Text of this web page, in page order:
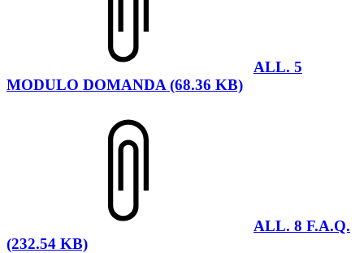
ALL. 5
MODULO DOMANDA (68.36 KB)
ALL. 8 F.A.Q.
(232.54 KB)